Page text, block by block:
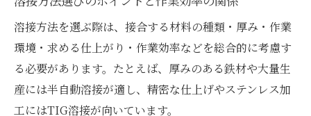
溶接方法を選ぶ際は、接合する材料の種類・厚み・作業
環境・求める仕上がり・作業効率などを総合的に考慮す
る必要があります。たとえば、厚みのある鉄材や大量生
産には半自動溶接が適し、精密な仕上げやステンレス加
工にはTIG溶接が向いています。